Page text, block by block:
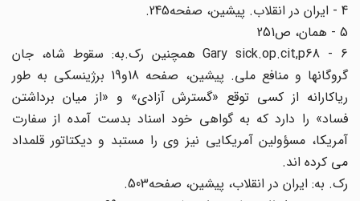
6 - Gary sick.op.cit,p68 همچنین رک.به: سقوط شاه، جان
گروگانها و منافع ملی. پیشین، صفحه 18و19 برژینسکی به طور
ریاکارانه از کسی توقع «گسترش آزادی» و «از میان برداشتن
فساد» را دارد که به گواهی خود اسناد بدست آمده از سفارت
آمریکا، مسؤولین آمریکایی نیز وی را مستبد و دیکتاتور قلمداد
می کرده اند.
رک. به: ایران در انقلاب، پیشین، صفحه503.